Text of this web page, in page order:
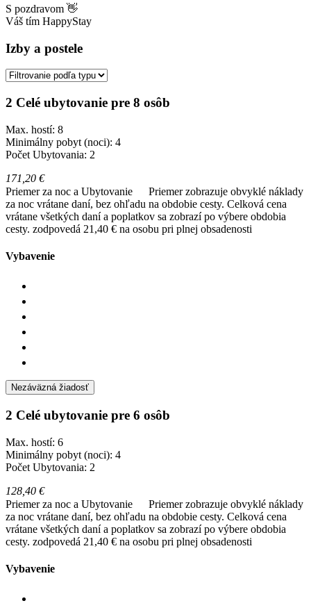
S pozdravom 👋
Váš tím HappyStay
Izby a postele
2 Celé ubytovanie pre 8 osôb
Max. hostí: 8
Minimálny pobyt (noci): 4
Počet Ubytovania: 2
171,20 €
Priemer za noc a Ubytovanie
Priemer zobrazuje obvyklé náklady
za noc vrátane daní, bez ohľadu na obdobie cesty. Celková cena
vrátane všetkých daní a poplatkov sa zobrazí po výbere obdobia
cesty. zodpovedá 21,40 € na osobu pri plnej obsadenosti
Vybavenie
Nezáväzná žiadosť
2 Celé ubytovanie pre 6 osôb
Max. hostí: 6
Minimálny pobyt (noci): 4
Počet Ubytovania: 2
128,40 €
Priemer za noc a Ubytovanie
Priemer zobrazuje obvyklé náklady
za noc vrátane daní, bez ohľadu na obdobie cesty. Celková cena
vrátane všetkých daní a poplatkov sa zobrazí po výbere obdobia
cesty. zodpovedá 21,40 € na osobu pri plnej obsadenosti
Vybavenie